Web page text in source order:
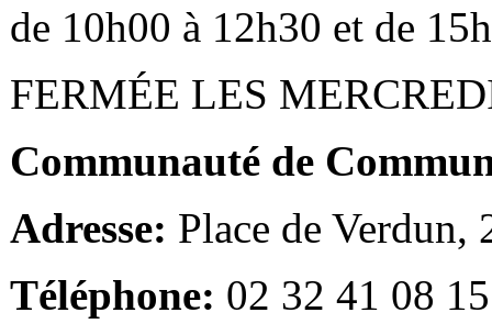
de 10h00 à 12h30 et de
FERMÉE LES
Communauté de
Adresse: Place de Verdun,
Téléphone: 02 32 41 08 15